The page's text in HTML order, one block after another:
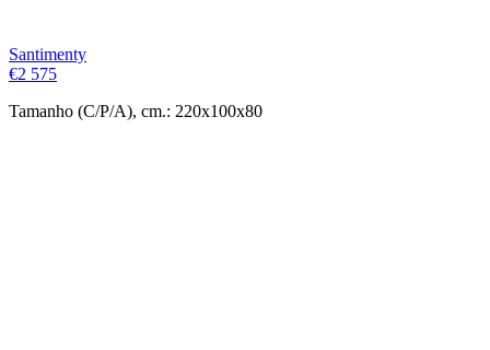
Santimenty
€2 575
Tamanho (C/P/A), cm.: 220x100x80